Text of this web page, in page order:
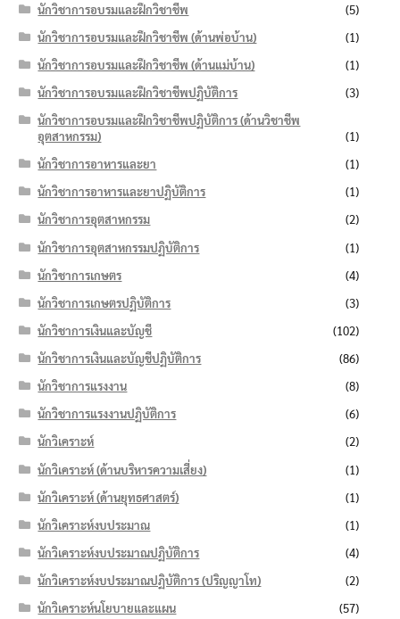
นักวิชาการอบรมและฝึกวิชาชีพ
(5)
นักวิชาการอบรมและฝึกวิชาชีพ (ด้านพ่อบ้าน)
(1)
นักวิชาการอบรมและฝึกวิชาชีพ (ด้านแม่บ้าน)
(1)
นักวิชาการอบรมและฝึกวิชาชีพปฏิบัติการ
(3)
นักวิชาการอบรมและฝึกวิชาชีพปฏิบัติการ (ด้านวิชาชีพ
อุตสาหกรรม)
(1)
นักวิชาการอาหารและยา
(1)
นักวิชาการอาหารและยาปฏิบัติการ
(1)
นักวิชาการอุตสาหกรรม
(2)
นักวิชาการอุตสาหกรรมปฏิบัติการ
(1)
นักวิชาการเกษตร
(4)
นักวิชาการเกษตรปฏิบัติการ
(3)
นักวิชาการเงินและบัญชี
(102)
นักวิชาการเงินและบัญชีปฏิบัติการ
(86)
นักวิชาการแรงงาน
(8)
นักวิชาการแรงงานปฏิบัติการ
(6)
นักวิเคราะห์
(2)
นักวิเคราะห์ (ด้านบริหารความเสี่ยง)
(1)
นักวิเคราะห์ (ด้านยุทธศาสตร์)
(1)
นักวิเคราะห์งบประมาณ
(1)
นักวิเคราะห์งบประมาณปฏิบัติการ
(4)
นักวิเคราะห์งบประมาณปฏิบัติการ (ปริญญาโท)
(2)
นักวิเคราะห์นโยบายและแผน
(57)